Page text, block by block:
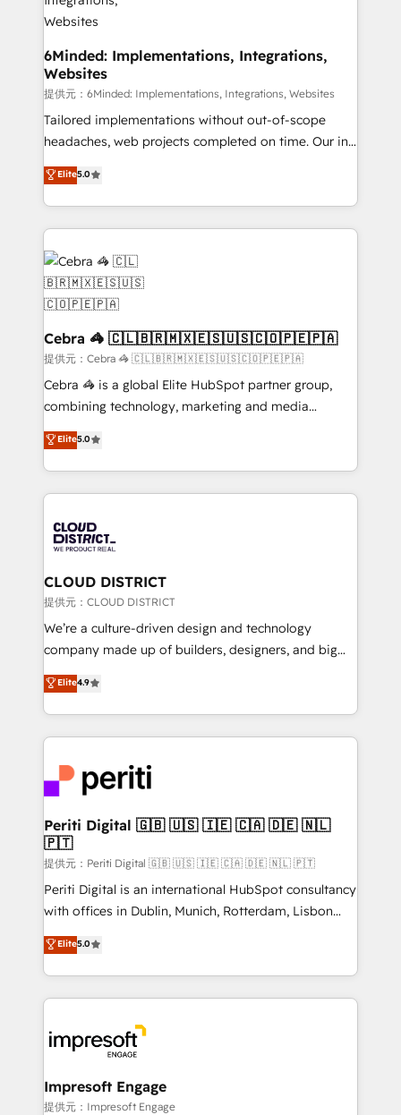
downtime. 🔹 RevOps Strategy: Align teams,
processes, and data to drive revenue efficiency. 🔹
Integrations: Connect HubSpot with your tech stack
for better adoption. 🔹 Custom Solutions: Build
tailored apps, workflows, and configurations. We are
SOC 2 Type II and ISO 27001 certified, reinforcing
our commitment to data security and compliance. At
OneMetric that matters most: revenue.
6Minded: Implementations, Integrations,
Websites
提供元：6Minded: Implementations, Integrations, Websites
Tailored implementations without out-of-scope
headaches, web projects completed on time. Our in-
house team of certified CRM architects, experts,
developers, designers, and marketers handles all
aspects of your HubSpot. ✨ 400+ global clients ✨
100+ seamless migrations from 15+ different CRMs
✨ 100,000+ hours in HubSpot projects, 75+ full Hub
implementations, and 5,000+ pages ✨ CS: Clients
generating 7-digit MRR from inbound campaigns ✨
CS: 245% organic growth & +751% new visitors for a
full-funnel HubSpot project ✨ CS: 415% conversion
boost with a new HubSpot site Recognized leaders:
🏆 HubSpot Platform Migration Impact Award 🏆
Clutch HubSpot Global Leader 🏆 Finalist: HubSpot
Award for Best Website 🌟 Accreditations: CRM
Implementation, HubSpot Content Experience, CRM
Elite5.0
Cebra 🦓 🇨🇱🇧🇷🇲🇽🇪🇸🇺🇸🇨🇴🇵🇪🇵🇦
提供元：Cebra 🦓 🇨🇱🇧🇷🇲🇽🇪🇸🇺🇸🇨🇴🇵🇪🇵🇦
Cebra 🦓 is a global Elite HubSpot partner group,
combining technology, marketing and media
expertise across Latin America and Southern
Europe, with teams across 7 countries. Born in Chile,
we combine local insight with international reach to
help businesses grow through technology, creativity,
500+ HubSpot implementations, building end-to-
end solutions that integrate CRM, AI automation,
inbound and loop marketing, content, and digital
creativity. Our multicultural team works in Spanish,
Portuguese, and English to design scalable strategies
that drive measurable growth. 🌎 Highlights: • 10+
Platform Migration Excellence. • Top 3 Partner of the
Year LATAM 2022, 2023, 2024, 2025. • Partner of the
business with HubSpot? Let Cebra’s experts help
you grow faster, smarter, and with impact.
Elite5.0
CLOUD DISTRICT
提供元：CLOUD DISTRICT
We’re a culture-driven design and technology
company made up of builders, designers, and big
thinkers. We blend strategy, design, and
development—always fueled by curiosity—to turn
ideas, opportunities, and challenges into meaningful
experiences. To us, technology is more than just
and—most importantly—simple. That’s why we lean
into bold ideas and shape them into thoughtful
products and strategies that actually make a
difference.
Elite4.9
Periti Digital 🇬🇧 🇺🇸 🇮🇪 🇨🇦 🇩🇪 🇳🇱
🇵🇹
提供元：Periti Digital 🇬🇧 🇺🇸 🇮🇪 🇨🇦 🇩🇪 🇳🇱 🇵🇹
Periti Digital is an international HubSpot consultancy
with offices in Dublin, Munich, Rotterdam, Lisbon
and New York. 🔎 We are focused on enhancing
revenue-generation strategies for clients through
complete integration of core business processes
and systems (such as ERP and e-commerce
results. 🎯 We present a solution-centric approach
and we're focused on HubSpot. We work with some
of HubSpot's most important customers to generate
value from the platform in the long term. 🤖 We have
Elite5.0
Impresoft Engage
提供元：Impresoft Engage